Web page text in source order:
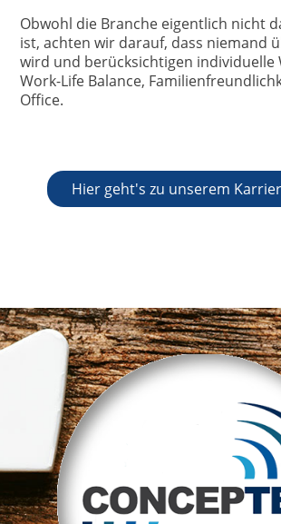
Obwohl die Branche eigentlich nicht
ist, achten wir darauf, dass niemand
wird und berücksichtigen individuelle
Work-Life Balance,
Office.
Hier geht's zu unserem